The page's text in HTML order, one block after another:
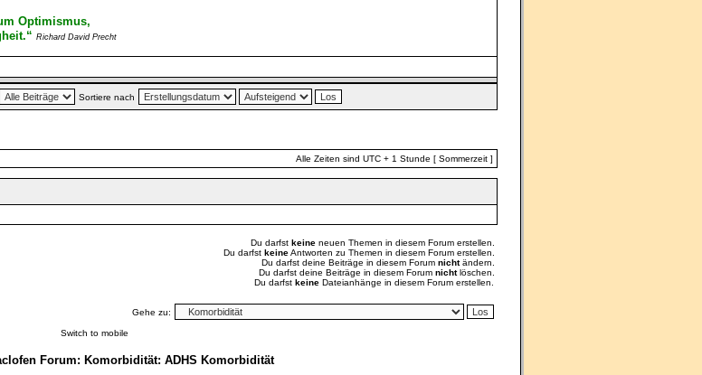
Optimismus,
Richard David Precht
Sortiere nach
Alle Zeiten sind UTC + 1 Stunde [ Sommerzeit ]
Du darfst keine neuen Themen in diesem Forum erstellen.
Du darfst keineAntworten zu Themen in diesem Forum erstellen.
Du darfst deine Beiträge in diesem Forum nichtändern.
Du darfst deine Beiträge in diesem Forum nichtlöschen.
Du darfst keine Dateianhänge in diesem Forum erstellen.
Gehe zu:
Switch to mobile
Forum: Komorbidität: ADHS Komorbidität